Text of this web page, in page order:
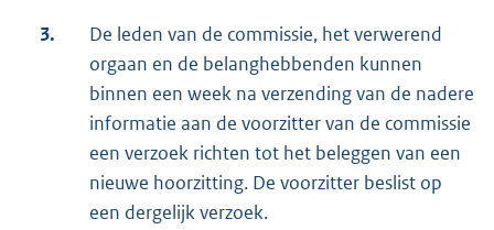
3.
De leden van de commissie, het verwerend
orgaan en de belanghebbenden kunnen
binnen een week na verzending van de nadere
informatie aan de voorzitter van de commissie
een verzoek richten tot het beleggen van een
nieuwe hoorzitting. De voorzitter beslist op
een dergelijk verzoek.